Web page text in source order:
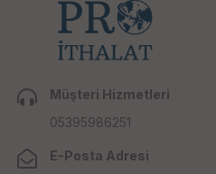
Müşteri Hizmetleri
05395986251
E-Posta Adresi